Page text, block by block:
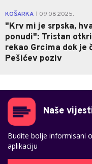
KOŠARKA 09.08.2025.
"Krv mi je srpska,
ponudi": Tristan
rekao Grcima dok je
Pešićev poziv
Naše
Budite bolje informisani
aplikaciju